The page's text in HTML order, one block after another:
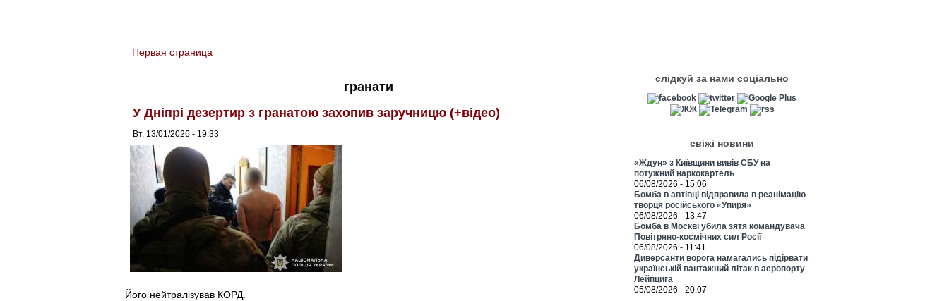
You are here
Первая страница
гранати
У Дніпрі дезертир з гранатою захопив заручницю (+відео)
Вт, 13/01/2026 - 19:33
Його нейтралізував КОРД.
слідкуй за нами соціально
свіжі новини
«Ждун» з Київщини вивів СБУ на
потужний наркокартель
06/08/2026 - 15:06
Бомба в автівці відправила в реанімацію
творця російського «Упиря»
06/08/2026 - 13:47
Бомба в Москві убила зятя командувача
Повітряно-космічних сил Росії
06/08/2026 - 11:41
Диверсанти ворога намагались підірвати
українській вантажний літак в аеропорту
Лейпцига
05/08/2026 - 20:07